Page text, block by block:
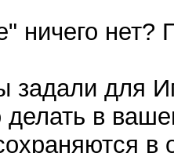
ничего нет?
задали для
делать в
в